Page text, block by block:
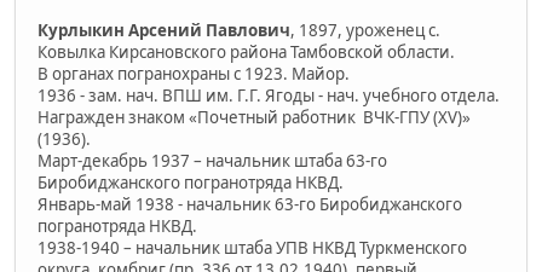
Курлыкин Арсений Павлович, 1897, уроженец с.
Ковылка Кирсановского района Тамбовской области.
В органах погранохраны с 1923. Майор.
1936 - зам. нач. ВПШ им. Г.Г. Ягоды - нач. учебного отдела.
Награжден знаком «Почетный работник ВЧК-ГПУ (XV)»
(1936).
Март-декабрь 1937 – начальник штаба 63-го
Биробиджанского погранотряда НКВД.
Январь-май 1938 - начальник 63-го Биробиджанского
погранотряда НКВД.
1938-1940 – начальник штаба УПВ НКВД Туркменского